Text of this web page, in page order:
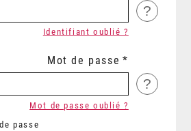
?
Identifiant oublié ?
Mot de passe
?
passe
Mot de passe oublié ?